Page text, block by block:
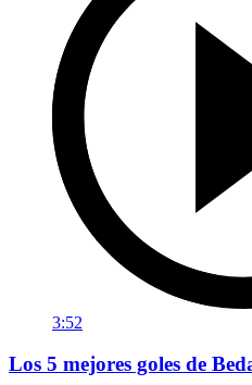
3:52
Los 5 mejores goles de